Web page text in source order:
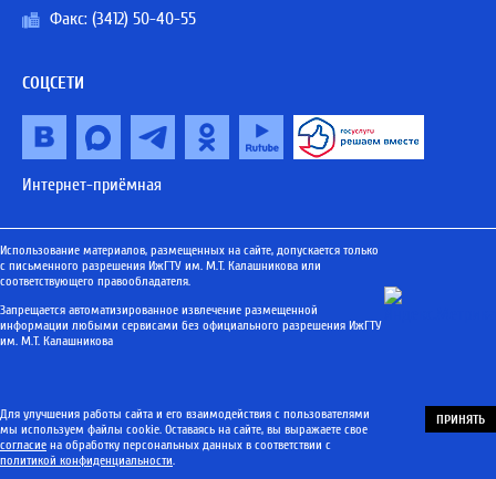
Факс: (3412) 50-40-55
СОЦСЕТИ
Интернет-приёмная
Использование материалов, размещенных на сайте, допускается только
с письменного разрешения ИжГТУ им. М.Т. Калашникова или
соответствующего правообладателя.
Запрещается автоматизированное извлечение размещенной
информации любыми сервисами без официального разрешения ИжГТУ
им. М.Т. Калашникова
Для улучшения работы сайта и его взаимодействия с пользователями
мы используем файлы cookie. Оставаясь на сайте, вы выражаете свое
согласие на обработку персональных данных в соответствии с
политикой конфиденциальности.
ПРИНЯТЬ